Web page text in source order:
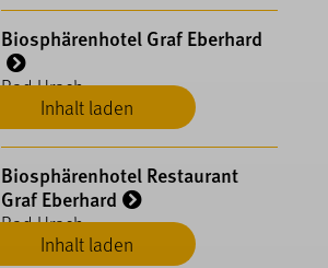
Inhalt laden
Biosphärenhotel Graf Eberhard
Bad Urach
Inhalt laden
Biosphärenhotel Restaurant
Graf Eberhard
Bad Urach